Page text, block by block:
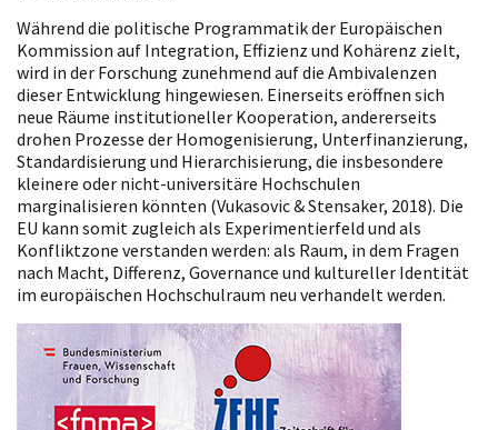
Während die politische Programmatik der Europäischen
Kommission auf Integration, Effizienz und Kohärenz zielt,
wird in der Forschung zunehmend auf die Ambivalenzen
dieser Entwicklung hingewiesen. Einerseits eröffnen sich
neue Räume institutioneller Kooperation, andererseits
drohen Prozesse der Homogenisierung, Unterfinanzierung,
Standardisierung und Hierarchisierung, die insbesondere
kleinere oder nicht-universitäre Hochschulen
marginalisieren könnten (Vukasovic & Stensaker, 2018). Die
EU kann somit zugleich als Experimentierfeld und als
Konfliktzone verstanden werden: als Raum, in dem Fragen
nach Macht, Differenz, Governance und kultureller Identität
im europäischen Hochschulraum neu verhandelt werden.